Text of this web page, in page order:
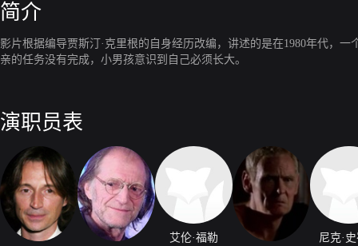
简介
影片根据编导贾斯汀·克里根的自身经历改编，讲述的是在1980年代，
亲的任务没有完成，小男孩意识到自己必须长大。
演职员表
艾伦·福勒
尼克·